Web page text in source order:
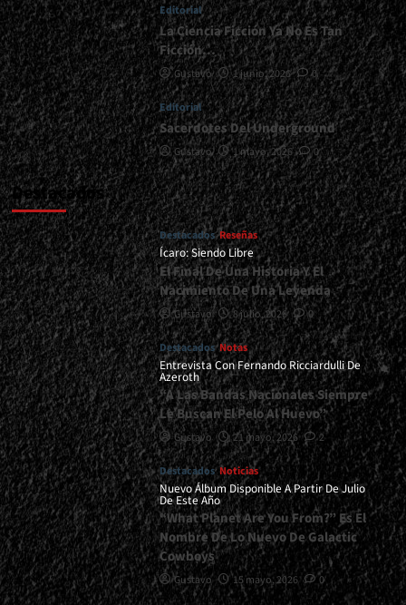
Editorial
La Ciencia Ficción Ya No Es Tan
Ficción…
Gustavo 1 junio, 2026 0
Editorial
Sacerdotes Del Underground
Gustavo 1 mayo, 2026 0
Destacados
Destacados Reseñas
Ícaro: Siendo Libre
El Final De Una Historia Y El
Nacimiento De Una Leyenda
Gustavo 8 julio, 2026 0
Destacados Notas
Entrevista Con Fernando Ricciardulli De
Azeroth
“A Las Bandas Nacionales Siempre
Le Buscan El Pelo Al Huevo”
Gustavo 21 mayo, 2026 2
Destacados Noticias
Nuevo Álbum Disponible A Partir De Julio
De Este Año
“What Planet Are You From?” Es El
Nombre De Lo Nuevo De Galactic
Cowboys
Gustavo 15 mayo, 2026 0